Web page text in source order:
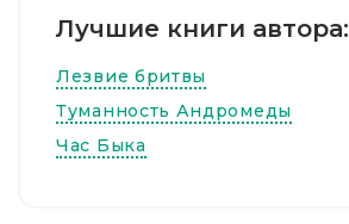
Лучшие книги автора:
Лезвие бритвы
Туманность Андромеды
Час Быка